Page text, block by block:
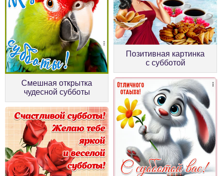
Смешная открытка
чудесной субботы
Позитивная картинка
с субботой